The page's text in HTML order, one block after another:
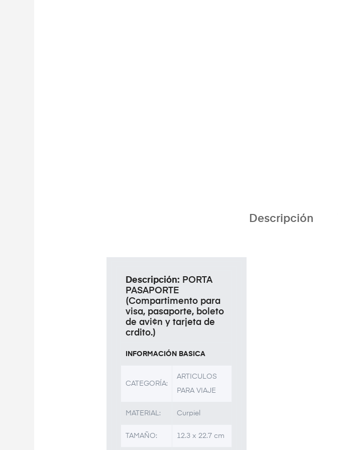
Descripción
Descripción: PORTA
PASAPORTE
(Compartimento para
visa, pasaporte, boleto
de avi¢n y tarjeta de
crdito.)
INFORMACIÓN BASICA
CATEGORÍA:
ARTICULOS
PARA VIAJE
MATERIAL: Curpiel
TAMAÑO: 12.3 x 22.7 cm